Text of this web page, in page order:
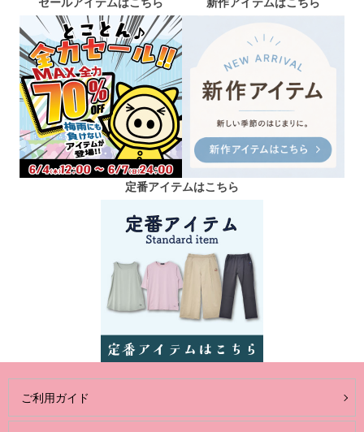
定番アイテムはこちら
ご利用ガイド